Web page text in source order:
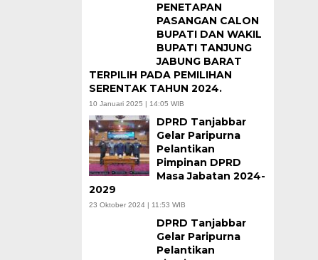
PENETAPAN
PASANGAN CALON
BUPATI DAN WAKIL
BUPATI TANJUNG
JABUNG BARAT
TERPILIH PADA PEMILIHAN
SERENTAK TAHUN 2024.
10 Januari 2025 | 14:05 WIB
DPRD Tanjabbar
Gelar Paripurna
Pelantikan
Pimpinan DPRD
Masa Jabatan 2024-
2029
23 Oktober 2024 | 11:53 WIB
DPRD Tanjabbar
Gelar Paripurna
Pelantikan